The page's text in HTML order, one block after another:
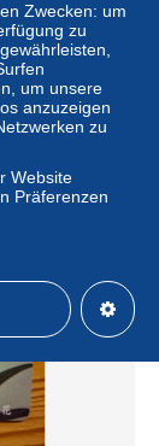
Zwecken: um
zu
um unsere
anzuzeigen
zu
Website
Präferenzen